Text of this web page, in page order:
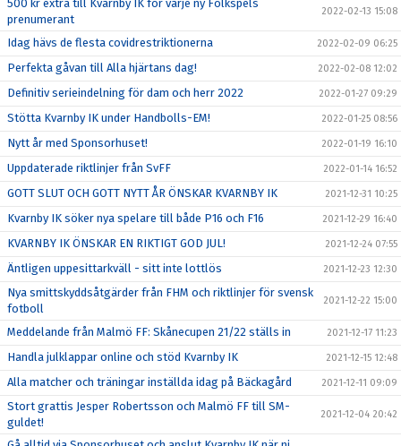
500 kr extra till Kvarnby IK för varje ny Folkspels
prenumerant
2022-02-13 15:08
Idag hävs de flesta covidrestriktionerna 2022-02-09 06:25
Perfekta gåvan till Alla hjärtans dag! 2022-02-08 12:02
Definitiv serieindelning för dam och herr 2022 2022-01-27 09:29
Stötta Kvarnby IK under Handbolls-EM! 2022-01-25 08:56
Nytt år med Sponsorhuset! 2022-01-19 16:10
Uppdaterade riktlinjer från SvFF 2022-01-14 16:52
GOTT SLUT OCH GOTT NYTT ÅR ÖNSKAR KVARNBY IK 2021-12-31 10:25
Kvarnby IK söker nya spelare till både P16 och F16 2021-12-29 16:40
KVARNBY IK ÖNSKAR EN RIKTIGT GOD JUL! 2021-12-24 07:55
Äntligen uppesittarkväll - sitt inte lottlös 2021-12-23 12:30
Nya smittskyddsåtgärder från FHM och riktlinjer för svensk
fotboll
2021-12-22 15:00
Meddelande från Malmö FF: Skånecupen 21/22 ställs in 2021-12-17 11:23
Handla julklappar online och stöd Kvarnby IK 2021-12-15 12:48
Alla matcher och träningar inställda idag på Bäckagård 2021-12-11 09:09
Stort grattis Jesper Robertsson och Malmö FF till SM-
guldet!
2021-12-04 20:42